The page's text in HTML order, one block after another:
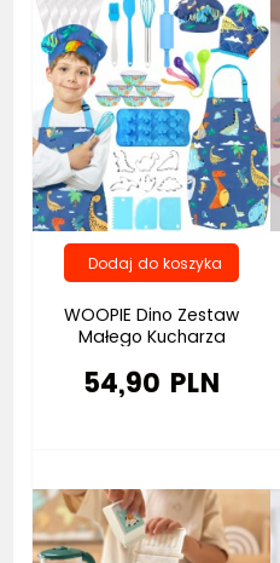
WOOPIE Dino Zestaw
Małego Kucharza
54,90 PLN